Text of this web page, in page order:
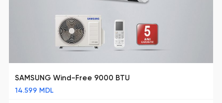
SAMSUNG Wind-Free 9000 BTU
14.599 MDL